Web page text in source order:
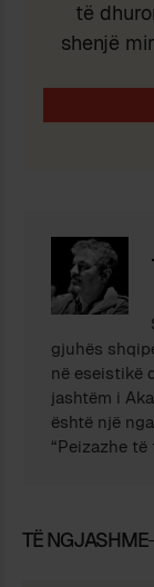
të
shenjë
gjuhës
në eseistikë
jashtëm i
është një
“Peizazhe të
TË NGJASHME